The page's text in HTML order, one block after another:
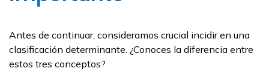
Antes de continuar, consideramos crucial incidir en una
clasificación determinante. ¿Conoces la diferencia entre
estos tres conceptos?